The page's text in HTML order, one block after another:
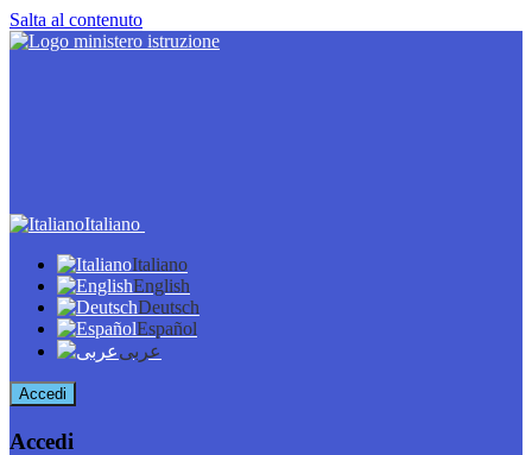
Salta al contenuto
Italiano
Italiano
English
Deutsch
Español
عربى
Accedi
Accedi